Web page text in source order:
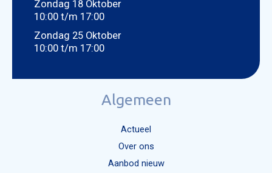
Zondag 18 Oktober
10:00 t/m 17:00
Zondag 25 Oktober
10:00 t/m 17:00
Algemeen
Actueel
Over ons
Aanbod nieuw